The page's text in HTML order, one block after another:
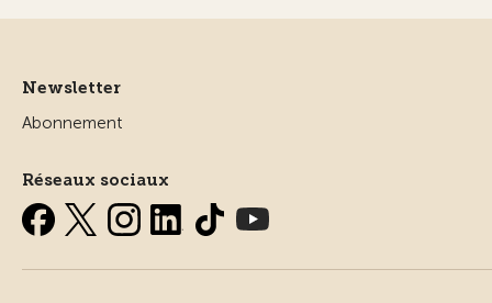
Newsletter
Abonnement
Réseaux sociaux